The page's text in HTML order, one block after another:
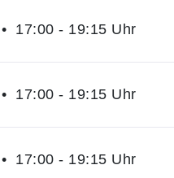
17:00 - 19:15 Uhr
17:00 - 19:15 Uhr
17:00 - 19:15 Uhr